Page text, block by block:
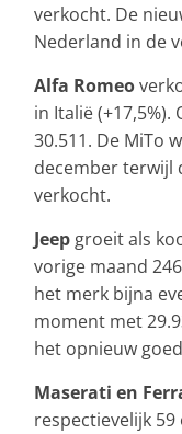
verkocht. De
Nederland in de
Alfa Romeo
in Italië
30.511. De MiTo
december terwijl
verkocht.
Jeepgroeit als
vorige maand
het merk bijna
moment met
het opnieuw
Maserati en
respectievelijk 59